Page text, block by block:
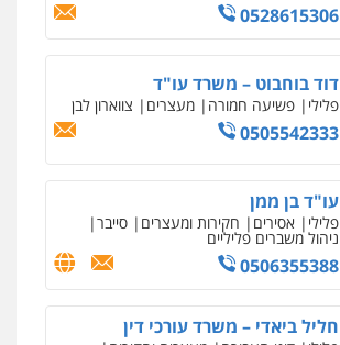
עו"ד אלון קריטי
פלילי כלכלי אלימות סמים
0525544654
מנשה, אלמוג – עורכי דין
פלילי עבירות תנועה
עורכי דין לענייני אסירים מעצרים וחקירות
0546470989
עו"ד זוהר ארבל
פלילי פשיעה חמורה מעצרים וחקירות
0528615306
דוד בוחבוט – משרד עו"ד
פלילי פשיעה חמורה מעצרים צווארון לבן
0505542333
עו"ד בן ממן
פלילי אסירים חקירות ומעצרים סייבר
ניהול משברים פליליים
0506355388
חליל ביאדי – משרד עורכי דין
מרכז התחלה חדשה
0544500346
לעורכי דין
0504062539
עו"ד ד"ר אבי שקד
עבירות פליליות